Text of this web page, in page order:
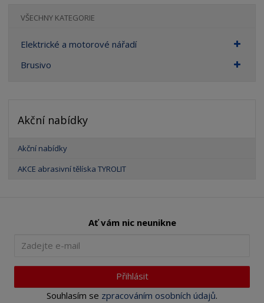
VŠECHNY KATEGORIE
Elektrické a motorové nářadí
Brusivo
Akční nabídky
Akční nabídky
AKCE abrasivní tělíska TYROLIT
Ať vám nic neunikne
Přihlásit
Souhlasím se zpracováním osobních údajů.